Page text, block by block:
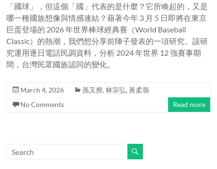
「國球」，但這個「國」代表的是什麼？它所喚起的，又是
哪一種國族想像與情感連結？藉著今年 3 月 5 日即將在東京
巨蛋登場的 2026 年世界棒球經典賽（World Baseball
Classic）的熱潮，我們想分享前陣子發表的一項研究。該研
究運用逐日電話民調資料，分析 2024 年世界 12 強賽事期
間，台灣民眾國族認同的變化。
March 4, 2026 孫又揆,林宗弘,黃柔翡
No Comments
Read more